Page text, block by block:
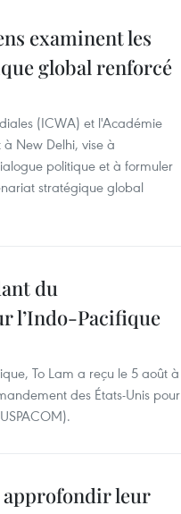
examinent les
global renforcé
(ICWA) et l'Académie
à New Delhi, vise à
politique et à formuler
stratégique global
du
l’Indo-Pacifique
To Lam a reçu le 5 août à
des États-Unis pour
approfondir leur